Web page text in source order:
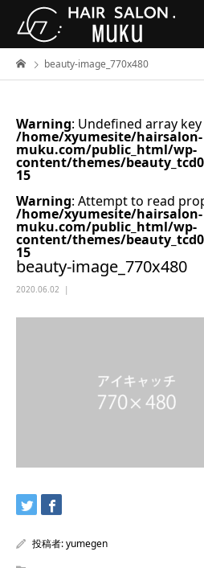
beauty-image_770x480
Warning: Undefined array key
/home/xyumesite/hairsalon-
muku.com/public_html/wp-
content/themes/
15
Warning: Attempt to read
/home/xyumesite/hairsalon-
muku.com/public_html/wp-
content/themes/
15
beauty-image_770x480
2020.06.02
投稿者:yumegen